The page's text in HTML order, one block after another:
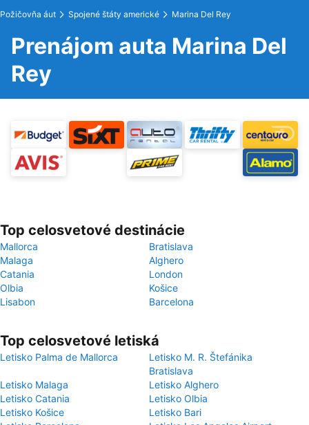
Požičovňa áut Spojené štáty americké Marina Del Rey
Prenájom auta Marina Del
Rey
Top celosvetové destinácie
Mallorca
Bratislava
Malaga
Alghero
Catania
London
Olbia
Košice
Lisabon
Barcelona
Top celosvetové letiská
Letisko Palma de Mallorca
Letisko M. R. Štefánika
Bratislava
Letisko Malaga
Letisko Alghero
Letisko Catania
Letisko Olbia
Letisko Košice
Letisko Bari